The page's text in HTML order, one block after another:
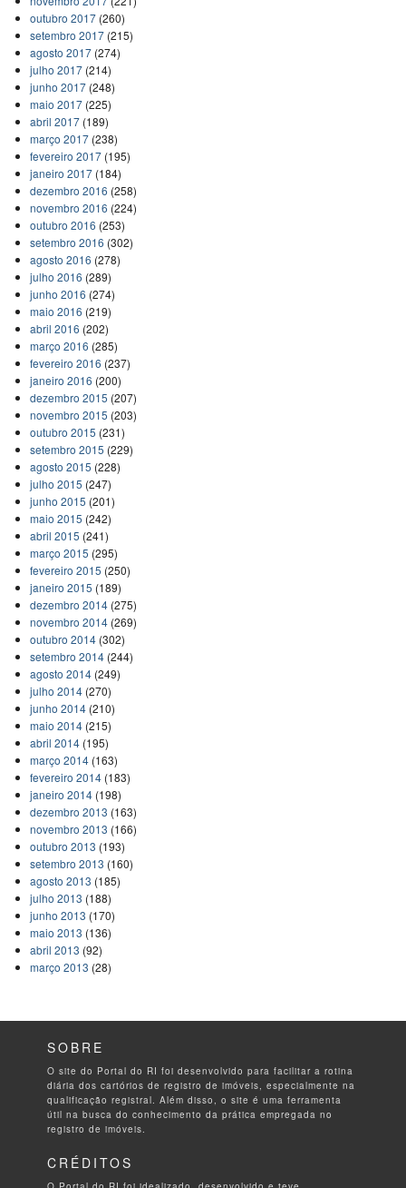
outubro 2017(260)
setembro 2017(215)
agosto 2017(274)
julho 2017(214)
junho 2017(248)
maio 2017(225)
abril 2017(189)
março 2017(238)
fevereiro 2017(195)
janeiro 2017(184)
dezembro 2016 (258)
novembro 2016 (224)
outubro 2016 (253)
setembro 2016 (302)
agosto 2016 (278)
julho 2016 (289)
junho 2016 (274)
maio 2016 (219)
abril 2016 (202)
março 2016 (285)
fevereiro 2016 (237)
janeiro 2016 (200)
dezembro 2015 (207)
novembro 2015 (203)
outubro 2015 (231)
setembro 2015 (229)
agosto 2015 (228)
julho 2015 (247)
junho 2015 (201)
maio 2015 (242)
abril 2015 (241)
março 2015 (295)
fevereiro 2015 (250)
janeiro 2015 (189)
dezembro 2014(275)
novembro 2014(269)
outubro 2014(302)
setembro 2014(244)
agosto 2014(249)
julho 2014(270)
junho 2014(210)
maio 2014(215)
abril 2014(195)
março 2014(163)
fevereiro 2014(183)
janeiro 2014(198)
dezembro 2013 (163)
novembro 2013 (166)
outubro 2013 (193)
setembro 2013 (160)
agosto 2013 (185)
julho 2013 (188)
junho 2013 (170)
maio 2013 (136)
abril 2013 (92)
março 2013 (28)
SOBRE
O site do Portal do RI foi desenvolvido para facilitar a rotina
diária dos cartórios de registro de imóveis, especialmente na
qualificação registral. Além disso, o site é uma ferramenta
útil na busca do conhecimento da prática empregada no
registro de imóveis.
CRÉDITOS